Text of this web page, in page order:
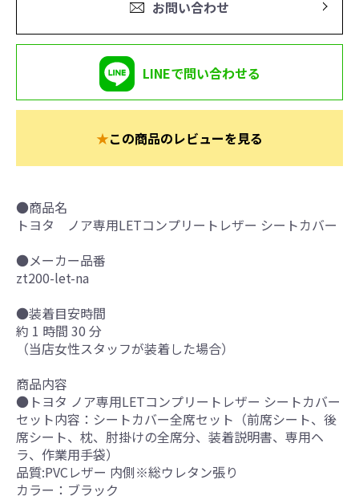
お問い合わせ
LINEで問い合わせる
★この商品のレビューを見る
●商品名
トヨタ ノア専用LETコンプリートレザー シートカバー
●メーカー品番
zt200-let-na
●装着目安時間
約 1 時間 30 分
（当店女性スタッフが装着した場合）
商品内容
●トヨタ ノア専用LETコンプリートレザー シートカバー
セット内容：シートカバー全席セット（前席シート、後
席シート、枕、肘掛けの全席分、装着説明書、専用ヘ
ラ、作業用手袋）
品質:PVCレザー 内側※総ウレタン張り
カラー：ブラック